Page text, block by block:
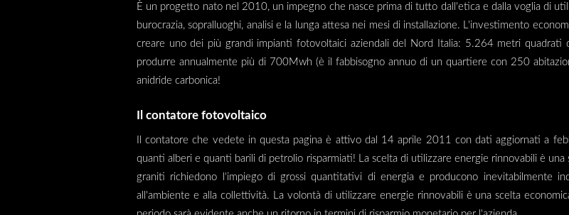
È un progetto nato nel 2010, un impegno che nasce prima di tutto dall'etica e dalla voglia di
burocrazia, sopralluoghi, analisi e la lunga attesa nei mesi di installazione. L'investimento
creare uno dei più grandi impianti fotovoltaici aziendali del Nord Italia: 5.264 metri quadrati
produrre annualmente più di 700Mwh (è il fabbisogno annuo di un quartiere con 250
anidride carbonica!
Il contatore fotovoltaico
Il contatore che vedete in questa pagina è attivo dal 14 aprile 2011 con dati aggiornati a
quanti alberi e quanti barili di petrolio risparmiati! La scelta di utilizzare energie rinnovabili è
graniti richiedono l'impiego di grossi quantitativi di energia e producono inevitabilmente
all'ambiente e alla collettività. La volontà di utilizzare energie rinnovabili è una scelta